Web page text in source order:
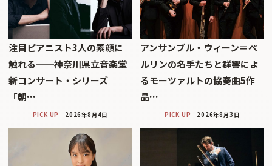
注目ピアニスト3人の素顔に
触れる──神奈川県立音楽堂
新コンサート・シリーズ
「朝…
PICK UP 2026年8月4日
アンサンブル・ウィーン＝ベ
ルリンの名手たちと群響によ
るモーツァルトの協奏曲5作
品…
PICK UP 2026年8月3日